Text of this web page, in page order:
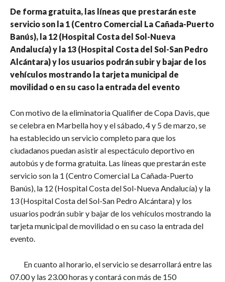
De forma gratuita, las líneas que prestarán este
servicio son la 1 (Centro Comercial La Cañada-Puerto
Banús), la 12 (Hospital Costa del Sol-Nueva
Andalucía) y la 13 (Hospital Costa del Sol-San Pedro
Alcántara) y los usuarios podrán subir y bajar de los
vehículos mostrando la tarjeta municipal de
movilidad o en su caso la entrada del evento
Con motivo de la eliminatoria Qualifier de Copa Davis, que
se celebra en Marbella hoy y el sábado, 4 y 5 de marzo, se
ha establecido un servicio completo para que los
ciudadanos puedan asistir al espectáculo deportivo en
autobús y de forma gratuita. Las líneas que prestarán este
servicio son la 1 (Centro Comercial La Cañada-Puerto
Banús), la 12 (Hospital Costa del Sol-Nueva Andalucía) y la
13 (Hospital Costa del Sol-San Pedro Alcántara) y los
usuarios podrán subir y bajar de los vehículos mostrando la
tarjeta municipal de movilidad o en su caso la entrada del
evento.
En cuanto al horario, el servicio se desarrollará entre las
07.00 y las 23.00 horas y contará con más de 150